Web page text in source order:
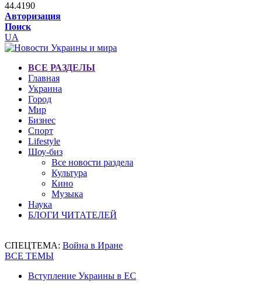
44.4190
Авторизация
Поиск
UA
ВСЕ РАЗДЕЛЫ
Главная
Украина
Город
Мир
Бизнес
Спорт
Lifestyle
Шоу-биз
Все новости раздела
Культура
Кино
Музыка
Наука
БЛОГИ ЧИТАТЕЛЕЙ
СПЕЦТЕМА: Война в Иране
ВСЕ ТЕМЫ
Вступление Украины в ЕС